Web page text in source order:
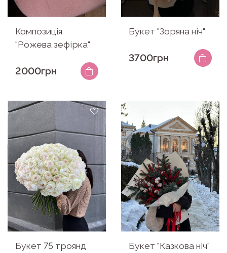
Композиція
"Рожева зефірка"
2000грн
Букет "Зоряна ніч"
3700грн
Букет 75 троянд
Букет "Казкова ніч"